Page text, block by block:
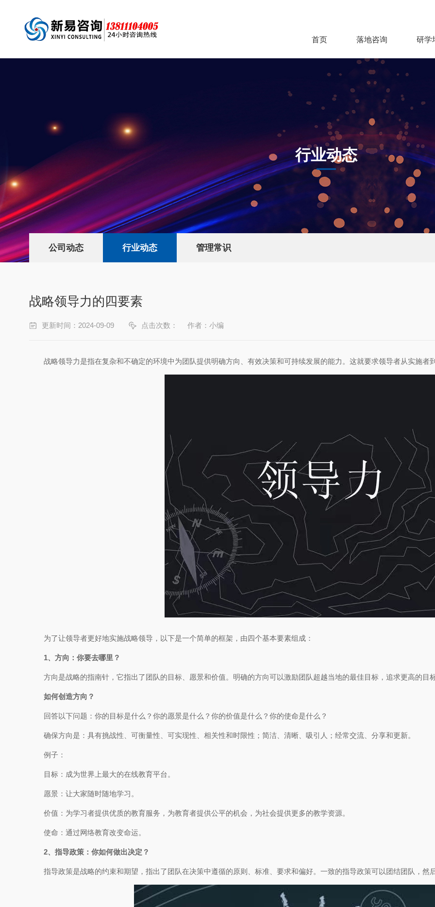
首页 落地咨询 研学
行业动态
公司动态 行业动态 管理常识
战略领导力的四要素
更新时间：2024-09-09 点击次数： 作者：小编
战略领导力是指在复杂和不确定的环境中为团队提供明确方向、有效决策和可持续发展的能力。这就要求领导者从实施者
为了让领导者更好地实施战略领导，以下是一个简单的框架，由四个基本要素组成：
1、方向：你要去哪里？
方向是战略的指南针，它指出了团队的目标、愿景和价值。明确的方向可以激励团队超越当地的最佳目标，追求更高的目
如何创造方向？
回答以下问题：你的目标是什么？你的愿景是什么？你的价值是什么？你的使命是什么？
确保方向是：具有挑战性、可衡量性、可实现性、相关性和时限性；简洁、清晰、吸引人；经常交流、分享和更新。
例子：
目标：成为世界上最大的在线教育平台。
愿景：让大家随时随地学习。
价值：为学习者提供优质的教育服务，为教育者提供公平的机会，为社会提供更多的教学资源。
使命：通过网络教育改变命运。
2、指导政策：你如何做出决定？
指导政策是战略的约束和期望，指出了团队在决策中遵循的原则、标准、要求和偏好。一致的指导政策可以团结团队，然